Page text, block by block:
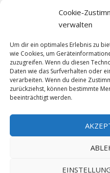
Cookie-
verwalten
Um dir ein optimales Erlebnis zu
wie Cookies, um
zuzugreifen. Wenn du diesen
Daten wie das Surfverhalten oder
verarbeiten. Wenn du deine
zurückziehst, können bestimmte
beeinträchtigt werden.
Vandalismus
Verkehr
Verkehrsunfall
Vermisst
Waffen